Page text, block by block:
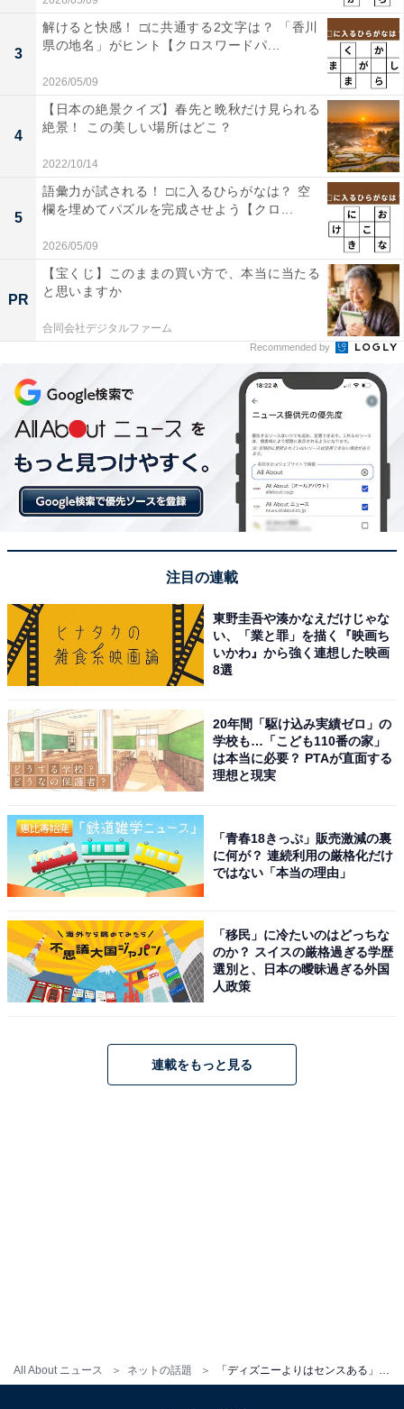
All About ニュース ネットの話題
3
解けると快感！ □に共通する2文字は？ 「香川
県の地名」がヒント【クロスワードパ...
2026/05/09
4
【日本の絶景クイズ】春先と晩秋だけ見られる
絶景！ この美しい場所はどこ？
2022/10/14
5
語彙力が試される！ □に入るひらがなは？ 空
欄を埋めてパズルを完成させよう【クロ...
2026/05/09
PR
【宝くじ】このままの買い方で、本当に当たる
と思いますか
合同会社デジタルファーム
Recommended by
注目の連載
東野圭吾や湊かなえだけじゃな
い、「業と罪」を描く『映画ち
いかわ』から強く連想した映画
8選
20年間「駆け込み実績ゼロ」の
学校も…「こども110番の家」
は本当に必要？ PTAが直面する
理想と現実
「青春18きっぷ」販売激減の裏
に何が？ 連続利用の厳格化だけ
ではない「本当の理由」
「移民」に冷たいのはどっちな
のか？ スイスの厳格過ぎる学歴
選別と、日本の曖昧過ぎる外国
人政策
連載をもっと見る